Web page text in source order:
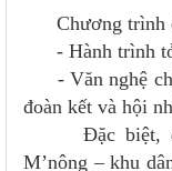
Chương trình
- Hành trình
- Văn nghệ
đoàn kết và hội
Đặc biệt,
M’nông – khu